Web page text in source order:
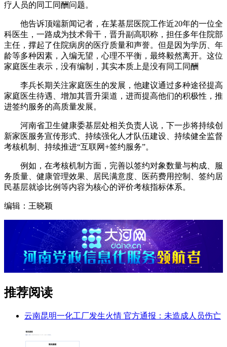
疗人员的同工同酬问题。
他告诉顶端新闻记者，在某基层医院工作近20年的一位全
科医生，一路成为技术骨干，晋升副高职称，担任多年住院部
主任，撑起了住院病房的医疗质量和声誉。但是因为学历、年
龄等多种因素，入编无望，心理不平衡，最终毅然离开。这位
家庭医生表示，没有编制，其实本质上是没有同工同酬
李兵长期关注家庭医生的发展，他建议通过多种途径提高
家庭医生待遇、增加其晋升渠道，进而提高他们的积极性，推
进签约服务的高质量发展。
河南省卫生健康委基层处相关负责人说，下一步将持续创
新家医服务宣传形式、持续强化人才队伍建设、持续健全监督
考核机制、持续推进“互联网+签约服务”。
例如，在考核机制方面，完善以签约对象数量与构成、服
务质量、健康管理效果、居民满意度、医药费用控制、签约居
民基层就诊比例等内容为核心的评价考核指标体系。
编辑：王晓颖
推荐阅读
云南昆明一化工厂发生火情 官方通报：未造成人员伤亡